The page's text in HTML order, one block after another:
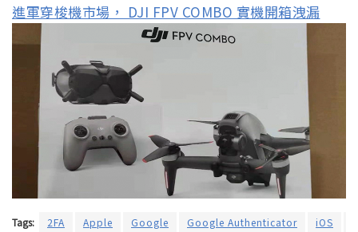
進軍穿梭機市場， DJI FPV COMBO 實機開箱洩漏
Tags: 2FA Apple Google Google Authenticator iOS